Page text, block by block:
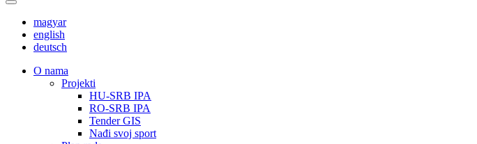
magyar
english
deutsch
О nama
Projekti
HU-SRB IPA
RO-SRB IPA
Tender GIS
Nađi svoj sport